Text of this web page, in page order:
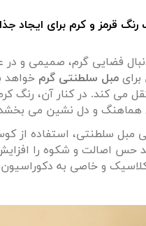
فضایی گرم، صمیمی و
مبل سلطنتی گرم خواهد
می کند. در کنار آن، رنگ
هماهنگ و دل نشین می
مبل سلطنتی، استفاده از
حس اصالت و شکوه را
کلاسیک و خاصی به